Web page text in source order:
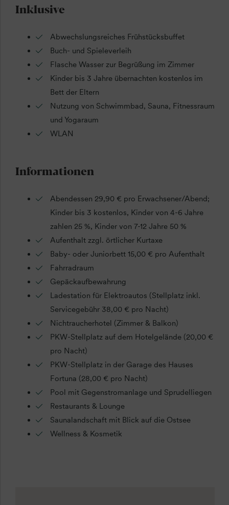
Inklusive
Abwechslungsreiches Frühstücksbuffet
Buch- und Spieleverleih
Flasche Wasser zur Begrüßung im Zimmer
Kinder bis 3 Jahre übernachten kostenlos im
Bett der Eltern
Nutzung von Schwimmbad, Sauna, Fitnessraum
und Yogaraum
WLAN
Informationen
Abendessen 29,90 € pro Erwachsener/Abend;
Kinder bis 3 kostenlos, Kinder von 4-6 Jahre
zahlen 25 %, Kinder von 7-12 Jahre 50 %
Aufenthalt zzgl. örtlicher Kurtaxe
Baby- oder Juniorbett 15,00 € pro Aufenthalt
Fahrradraum
Gepäckaufbewahrung
Ladestation für Elektroautos (Stellplatz inkl.
Servicegebühr 38,00 € pro Nacht)
Nichtraucherhotel (Zimmer & Balkon)
PKW-Stellplatz auf dem Hotelgelände (20,00 €
pro Nacht)
PKW-Stellplatz in der Garage des Hauses
Fortuna (28,00 € pro Nacht)
Pool mit Gegenstromanlage und Sprudelliegen
Restaurants & Lounge
Saunalandschaft mit Blick auf die Ostsee
Wellness & Kosmetik